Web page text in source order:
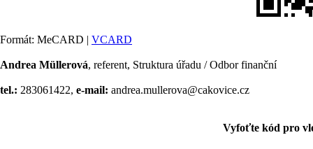
Formát: MeCARD | VCARD
Andrea Müllerová, referent, Struktura úřadu / Odbor finanční
tel.: 283061422, e-mail: andrea.mullerova@cakovice.cz
Vyfoťte kód pro